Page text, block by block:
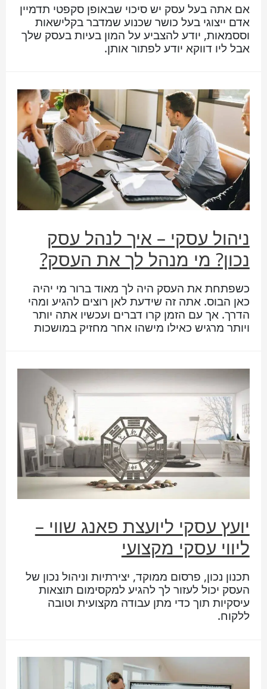
אם אתה בעל עסק יש סיכוי שבאופן סקפטי תדמיין
אדם ייצוגי בעל כושר שכנוע שמדבר בקלישאות
וססמאות, יודע להצביע על המון בעיות בעסק שלך
אבל ליו דווקא יודע לפתור אותן.
ניהול עסקי – איך לנהל עסק
נכון? מי מנהל לך את העסק?
כשפתחת את העסק היה לך מאוד ברור מי יהיה
כאן הבוס. אתה זה שידעת לאן רוצים להגיע ומהי
הדרך. אך עם הזמן קרו דברים ועכשיו אתה יותר
ויותר מרגיש כאילו מישהו אחר מחזיק במושכות
יועץ עסקי ליועצת פאנג שווי –
ליווי עסקי מקצועי
תכנון נכון, פרסום ממוקד, יצירתיות וניהול נכון של
העסק יכול לעזור לך להגיע למקסימום תוצאות
עיסקיות תוך כדי מתן עבודה מקצועית וטובה
ללקוח.